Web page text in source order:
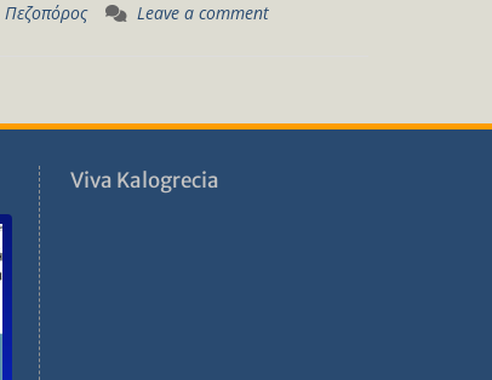
Πεζοπόρος Leave a comment
Viva Kalogrecia